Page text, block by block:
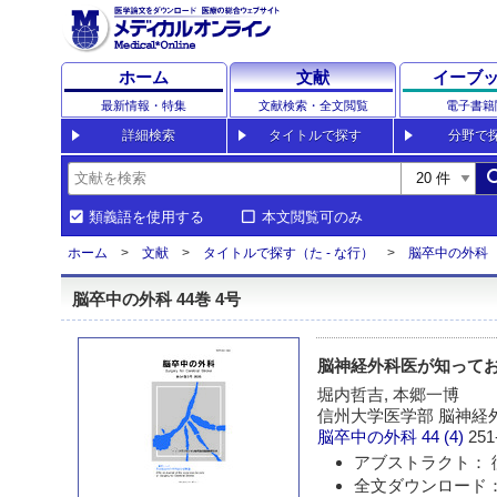
ホーム
最新情報・特集
文献
文献検索・全文閲覧
イーブ
電子書籍
詳細検索 タイトルで探す 分野で
類義語を使用する 本文閲覧可のみ
ホーム 文献 タイトルで探す（た - な行） 脳卒中の外科
脳卒中の外科 44巻 4号
脳神経外科医が知って
堀内哲吉, 本郷一博
信州大学医学部 脳神経
脳卒中の外科 44 (4)
アブストラクト：
全文ダウンロード